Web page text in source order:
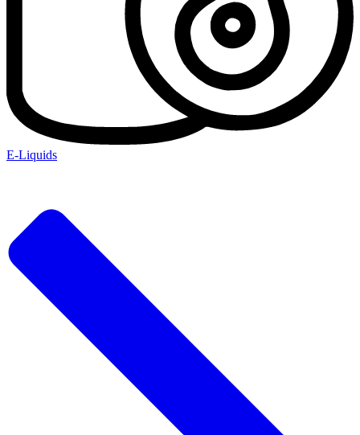
E-Liquids